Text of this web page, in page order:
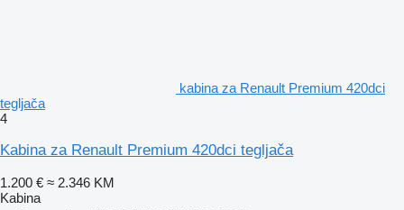
kabina za Renault Premium 420dci
tegljača
4
Kabina za Renault Premium 420dci tegljača
1.200 € ≈ 2.346 KM
Kabina